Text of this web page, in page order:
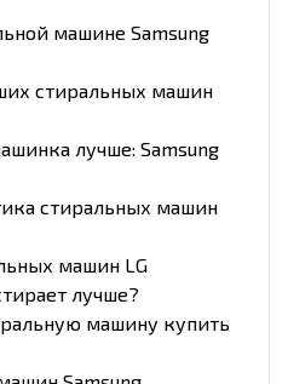
машине Samsung
стиральных машин
лучше: Samsung
стиральных машин
машин LG
лучше?
машину купить